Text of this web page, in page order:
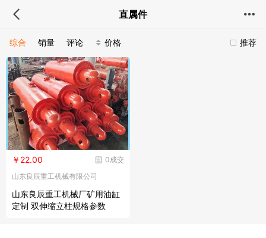
直属件
推荐
综合 销量 评论 价格
0成交
￥22.00
山东良辰重工机械有限公司
山东良辰重工机械厂矿用油缸
定制 双伸缩立柱规格参数